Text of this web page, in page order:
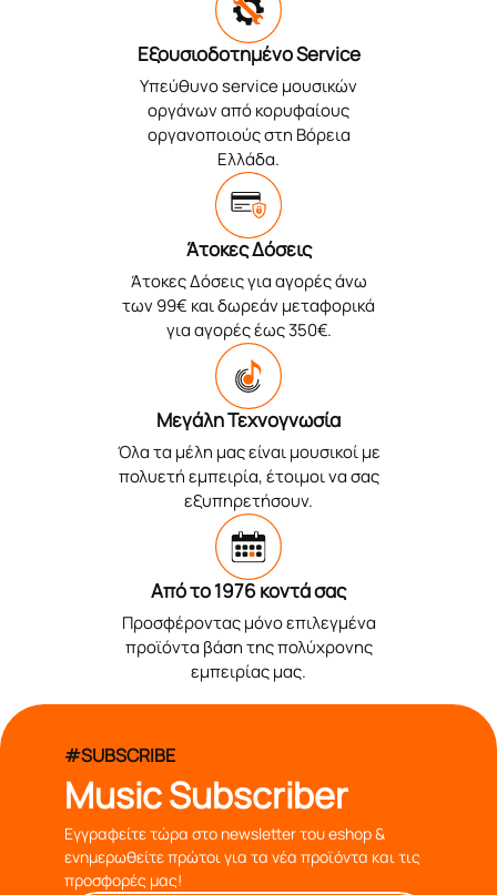
Εξουσιοδοτημένο Service
Υπεύθυνο service μουσικών
οργάνων από κορυφαίους
οργανοποιούς στη Βόρεια
Ελλάδα.
Άτοκες Δόσεις
Άτοκες Δόσεις για αγορές άνω
των 99€ και δωρεάν μεταφορικά
για αγορές έως 350€.
Μεγάλη Τεχνογνωσία
Όλα τα μέλη μας είναι μουσικοί με
πολυετή εμπειρία, έτοιμοι να σας
εξυπηρετήσουν.
Από το 1976 κοντά σας
Προσφέροντας μόνο επιλεγμένα
προϊόντα βάση της πολύχρονης
εμπειρίας μας.
#SUBSCRIBE
Music Subscriber
Εγγραφείτε τώρα στο newsletter του eshop &
ενημερωθείτε πρώτοι για τα νέα προϊόντα και τις
προσφορές μας!